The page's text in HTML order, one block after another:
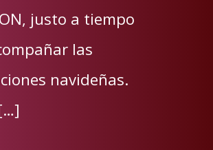
justo a tiempo
las
navideñas.